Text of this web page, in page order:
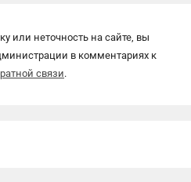
или неточность на сайте, вы
в комментариях к
связи.